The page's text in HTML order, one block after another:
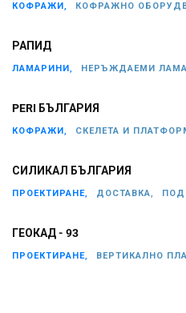
КОФРАЖИ, КОФРАЖНО
РАПИД
ЛАМАРИНИ, НЕРЪЖДАЕМИ
PERI БЪЛГАРИЯ
КОФРАЖИ, СКЕЛЕТА И
СИЛИКАЛ БЪЛГАРИЯ
ПРОЕКТИРАНЕ, ДОСТАВКА,
ГЕОКАД - 93
ПРОЕКТИРАНЕ, ВЕРТИКАЛНО